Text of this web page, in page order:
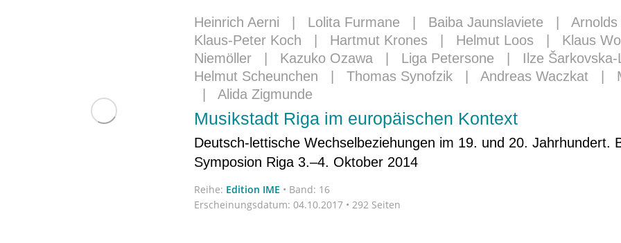
Heinrich Aerni Lolita Furmane Baiba Jaunslaviete Arnolds
Klaus-Peter Koch
Hartmut Krones Helmut Loos
Klaus
Niemöller
Kazuko Ozawa Liga Petersone Ilze Šarkovska-
Helmut Scheunchen
Thomas Synofzik Andreas Waczkat
Alida Zigmunde
Musikstadt Riga im europäischen Kontext
Deutsch-lettische Wechselbeziehungen im 19. und 20. Jahrhundert.
Symposion Riga 3.–4. Oktober 2014
Reihe: Edition IME • Band: 16
Erscheinungsdatum: 04.10.2017 • 292 Seiten